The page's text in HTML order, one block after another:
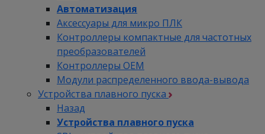
Автоматизация
Аксессуары для микро ПЛК
Контроллеры компактные для частотных
преобразователей
Контроллеры ОЕМ
Модули распределенного ввода-вывода
Устройства плавного пуска
Назад
Устройства плавного пуска